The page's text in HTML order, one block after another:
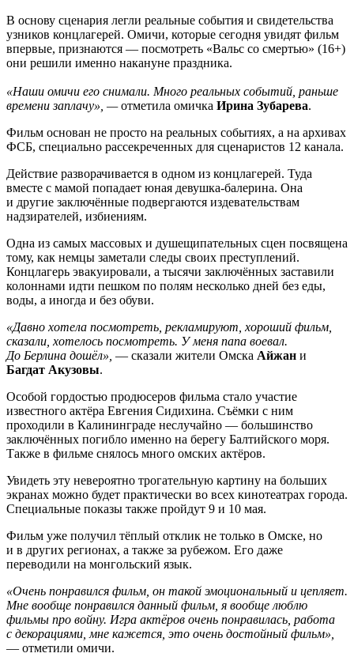
В основу сценария легли реальные события и свидетельства
узников концлагерей. Омичи, которые сегодня увидят фильм
впервые, признаются — посмотреть «Вальс со смертью» (16+)
они решили именно накануне праздника.
«Наши омичи его снимали. Много реальных событий, раньше
времени заплачу», —отметила омичка Ирина Зубарева.
Фильм основан не просто на реальных событиях, а на архивах
ФСБ, специально рассекреченных для сценаристов 12 канала.
Действие разворачивается в одном из концлагерей. Туда
вместе с мамой попадает юная девушка-балерина. Она
и другие заключённые подвергаются издевательствам
надзирателей, избиениям.
Одна из самых массовых и душещипательных сцен посвящена
тому, как немцы заметали следы своих преступлений.
Концлагерь эвакуировали, а тысячи заключённых заставили
колоннами идти пешком по полям несколько дней без еды,
воды, а иногда и без обуви.
«Давно хотела посмотреть, рекламируют, хороший фильм,
сказали, хотелось посмотреть. У меня папа воевал.
До Берлина дошёл», — сказали жители Омска Айжан и
Багдат Акузовы.
Особой гордостью продюсеров фильма стало участие
известного актёра Евгения Сидихина. Съёмки с ним
проходили в Калининграде неслучайно — большинство
заключённых погибло именно на берегу Балтийского моря.
Также в фильме снялось много омских актёров.
Увидеть эту невероятно трогательную картину на больших
экранах можно будет практически во всех кинотеатрах города.
Специальные показы также пройдут 9 и 10 мая.
Фильм уже получил тёплый отклик не только в Омске, но
и в других регионах, а также за рубежом. Его даже
переводили на монгольский язык.
«Очень понравился фильм, он такой эмоциональный и цепляет.
Мне вообще понравился данный фильм, я вообще люблю
фильмы про войну. Игра актёров очень понравилась, работа
с декорациями, мне кажется, это очень достойный фильм»,
— отметили омичи.